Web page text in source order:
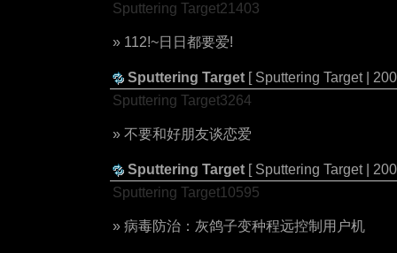
Sputtering Target21403
» 112!~日日都要爱!
Sputtering Target [ Sputtering Target |
Sputtering Target3264
» 不要和好朋友谈恋爱
Sputtering Target [ Sputtering Target |
Sputtering Target10595
» 病毒防治：灰鸽子变种程远控制用户机